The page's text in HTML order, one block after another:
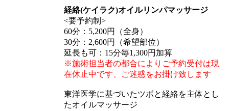
経絡(ケイラク)オイルリンパマッサージ
<要予約制>
60分：5,200円（全身）
30分：2,600円（希望部位）
延長も可：15分毎1,300円加算
※施術担当者の都合によりご予約受付は現
在休止中です、ご迷惑をお掛け致します
東洋医学に基づいたツボと経絡を主体とし
たオイルマッサージ